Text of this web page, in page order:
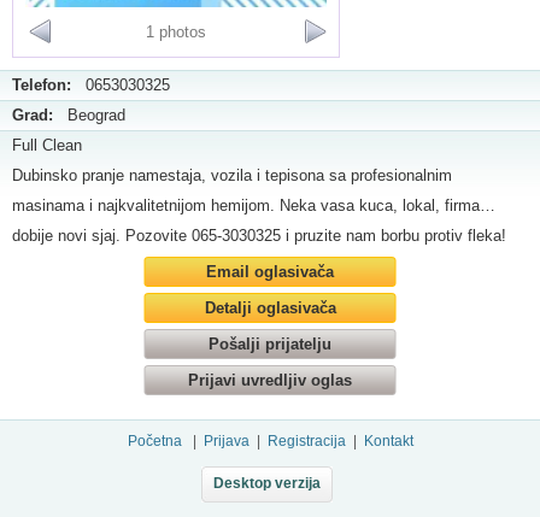
1 photos
Telefon: 0653030325
Grad: Beograd
Full Clean
Dubinsko pranje namestaja, vozila i tepisona sa profesionalnim
masinama i najkvalitetnijom hemijom. Neka vasa kuca, lokal, firma…
dobije novi sjaj. Pozovite 065-3030325 i pruzite nam borbu protiv fleka!
Email oglasivača
Detalji oglasivača
Pošalji prijatelju
Prijavi uvredljiv oglas
Početna Prijava Registracija Kontakt
Desktop verzija